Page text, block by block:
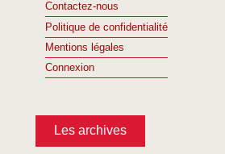
Contactez-nous
Politique de confidentialité
Mentions légales
Connexion
Les archives